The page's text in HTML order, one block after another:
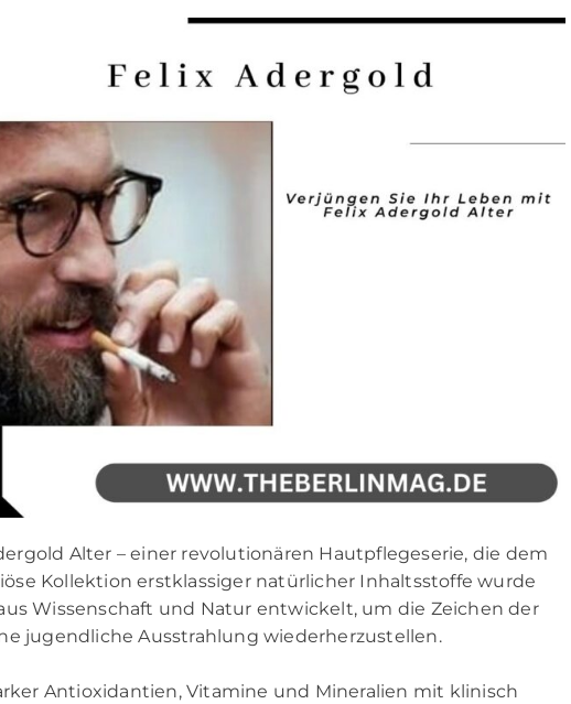
Alter – einer revolutionären Hautpflegeserie, die dem
Kollektion erstklassiger natürlicher Inhaltsstoffe wurde
Wissenschaft und Natur entwickelt, um die Zeichen der
jugendliche Ausstrahlung wiederherzustellen.
Antioxidantien, Vitamine und Mineralien mit klinisch